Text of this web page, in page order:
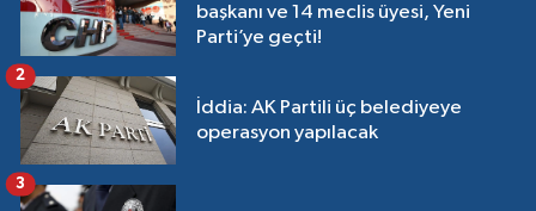
başkanı ve 14 meclis üyesi, Yeni
Parti’ye geçti!
İddia: AK Partili üç belediyeye
operasyon yapılacak
2
3